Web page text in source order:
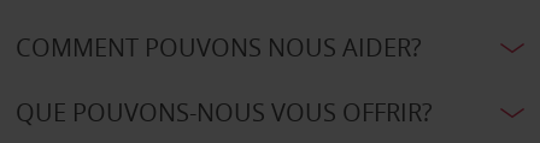
COMMENT POUVONS NOUS AIDER?
QUE POUVONS-NOUS VOUS OFFRIR?